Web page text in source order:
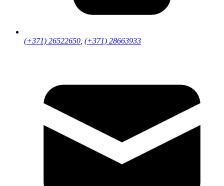
(+371) 26522650, (+371) 28663933